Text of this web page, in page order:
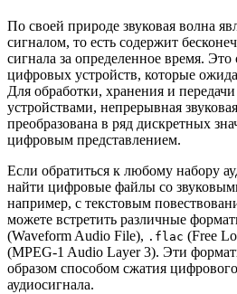
По своей природе звуковая волна
сигналом, то есть содержит
сигнала за определенное время.
цифровых устройств, которые
Для обработки, хранения и
устройствами, непрерывная
преобразована в ряд дискретных
цифровым представлением.
Если обратиться к любому набору
найти цифровые файлы со
например, с текстовым
можете встретить различные
(Waveform Audio File), .flac (Free
(MPEG-1 Audio Layer 3). Эти
образом способом сжатия
аудиосигнала.